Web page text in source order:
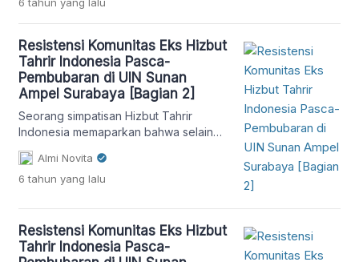
salat, Inung juga sangat senang musik-
Resistensi Komunitas Eks Hizbut
Tahrir Indonesia Pasca-
Pembubaran di UIN Sunan
Ampel Surabaya [Bagian 2]
Seorang simpatisan Hizbut Tahrir
Indonesia memaparkan bahwa selain
kajian yang masih rutin
diselenggarakan di berbagai daerah
dan lingkungan sekitar kampus,
juga masih menerbitkan majalah dan
buletin mingguan.
Almi Novita
6 tahun yang lalu
Resistensi Komunitas Eks Hizbut
Tahrir Indonesia Pasca-